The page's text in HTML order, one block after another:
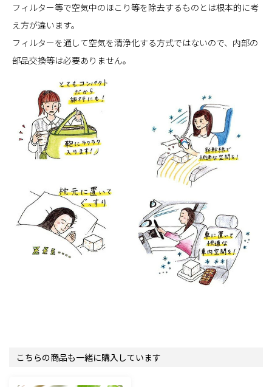
フィルター等で空気中のほこり等を除去するものとは根本的に考
え方が違います。
フィルターを通して空気を清浄化する方式ではないので、内部の
部品交換等は必要ありません。
こちらの商品も一緒に購入しています